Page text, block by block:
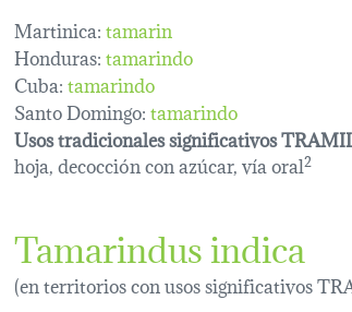
Martinica:tamarin
Honduras:tamarindo
Cuba:tamarindo
Santo Domingo:tamarindo
Usos tradicionales significativos
hoja, decocción con azúcar, vía oral2
Tamarindus indica
(en territorios con usos significativos